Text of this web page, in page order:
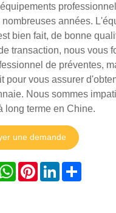
nombreuses années.
bien fait, de bonne
transaction, nous vous
de préventes,
pour vous assurer
Nous sommes
long terme en Chine.
une demande
WhatsApp
PinterestLinkedInShare